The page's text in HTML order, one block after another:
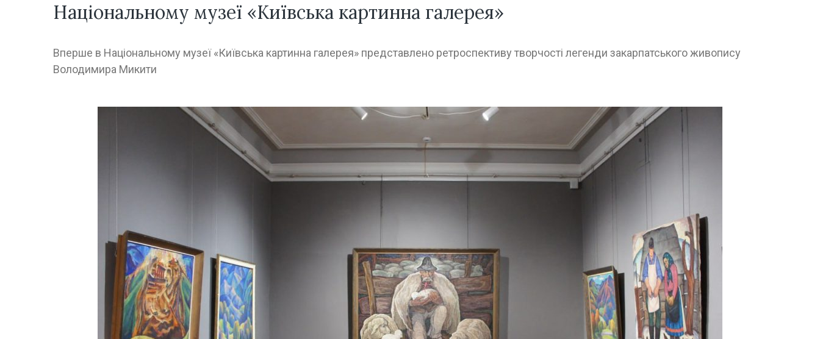
Національному музеї «Київська картинна галерея»
Вперше в Національному музеї «Київська картинна галерея» представлено ретроспективу творчості легенди закарпатського живопису
Володимира Микити